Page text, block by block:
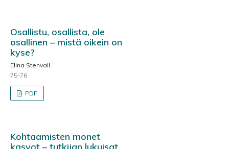
Osallistu, osallista, ole
osallinen – mistä oikein on
kyse?
Elina Stenvall
75-76
PDF
Kohtaamisten monet
kasvot – tutkijan lukuisat